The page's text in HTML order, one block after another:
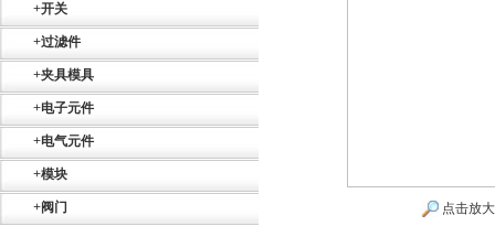
+开关
+过滤件
+夹具模具
+电子元件
+电气元件
+模块
+阀门
点击放大